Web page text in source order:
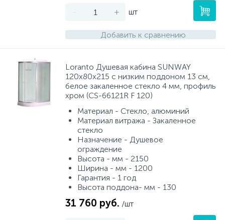
- + шт
Добавить к сравнению
Loranto Душевая кабина SUNWAY
120х80х215 с низким поддоном 13 см,
белое закаленное стекло 4 мм, профиль
хром (CS-66121R F 120)
Материал - Стекло, алюминий
Материал витража - Закаленное
стекло
Назначение - Душевое
ограждение
Высота - мм - 2150
Ширина - мм - 1200
Гарантия - 1 год
Высота поддона- мм - 130
31 760 руб. /шт